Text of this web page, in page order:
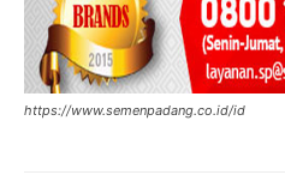
https://www.semenpadang.co.id/id